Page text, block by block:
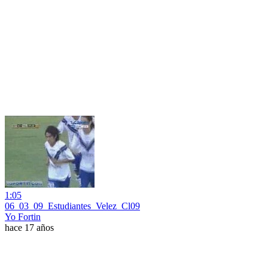
1:05
06_03_09_Estudiantes_Velez_Cl09
Yo Fortin
hace 17 años